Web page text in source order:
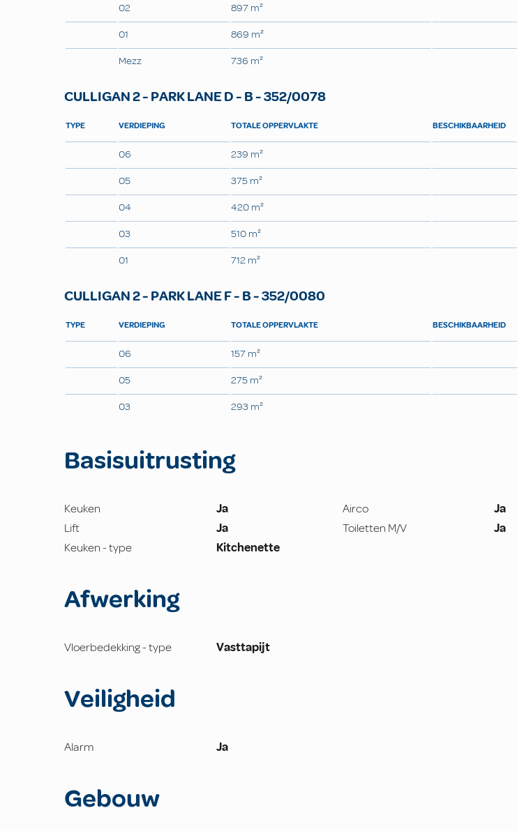
02
897 m²
01
869 m²
Mezz
736 m²
CULLIGAN 2 - PARK LANE D - B - 352/0078
TYPE VERDIEPING TOTALE OPPERVLAKTE BESCHIKBAARHEID
06
239 m²
05
375 m²
04
420 m²
03
510 m²
01
712 m²
CULLIGAN 2 - PARK LANE F - B - 352/0080
TYPE VERDIEPING TOTALE OPPERVLAKTE BESCHIKBAARHEID
06
157 m²
05
275 m²
03
293 m²
Basisuitrusting
Keuken Ja Airco
Ja
Lift
Ja Toiletten M/V
Ja
Keuken - type
Kitchenette
Afwerking
Vloerbedekking - type Vasttapijt
Veiligheid
Alarm Ja
Gebouw